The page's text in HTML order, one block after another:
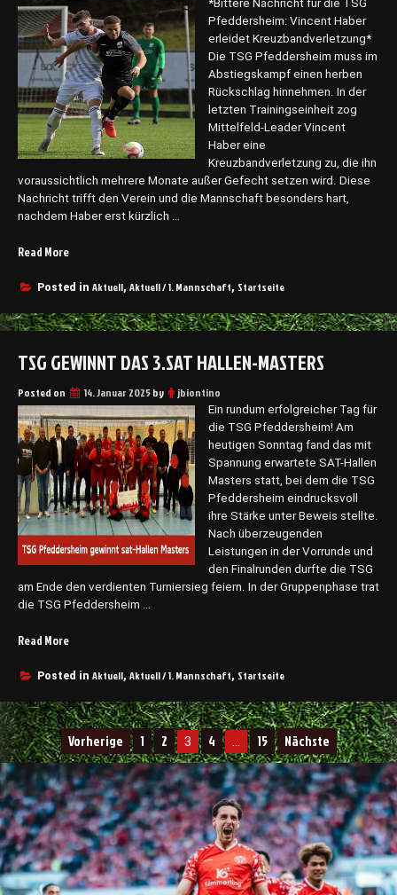
t
u
n
g
v
o
n
F
i
n
n
C
e
f
r
d
i
e
S
s
o
n
2
0
2
5
/
*Bittere Nachricht für die TSG
Pfeddersheim: Vincent Haber
erleidet Kreuzbandverletzung*
Die TSG Pfeddersheim muss im
Abstiegskampf einen herben
Rückschlag hinnehmen. In der
letzten Trainingseinheit zog
Mittelfeld-Leader Vincent
Haber eine
Kreuzbandverletzung zu, die ihn
voraussichtlich mehrere Monate außer Gefecht setzen wird. Diese
Nachricht trifft den Verein und die Mannschaft besonders hart,
nachdem Haber erst kürzlich …
Read More
i
t
r
e
N
a
c
i
c
h
t
f
ü
r
d
S
P
f
e
d
d
e
r
s
h
e
i
Posted in Aktuell, Aktuell / 1. Mannschaft, Startseite
TSG GEWINNT DAS 3.SAT HALLEN-MASTERS
Posted on 14. Januar 2025by jbiontino
Ein rundum erfolgreicher Tag für
die TSG Pfeddersheim! Am
heutigen Sonntag fand das mit
Spannung erwartete SAT-Hallen
Masters statt, bei dem die TSG
Pfeddersheim eindrucksvoll
ihre Stärke unter Beweis stellte.
Nach überzeugenden
Leistungen in der Vorrunde und
den Finalrunden durfte die TSG
am Ende den verdienten Turniersieg feiern. In der Gruppenphase trat
die TSG Pfeddersheim …
Read More
S
g
e
w
i
n
n
t
d
a
s
3
Posted in Aktuell, Aktuell / 1. Mannschaft, Startseite
Seitennummerierung
der
Beiträge
Vorherige 1 2 3 4 … 15 Nächste